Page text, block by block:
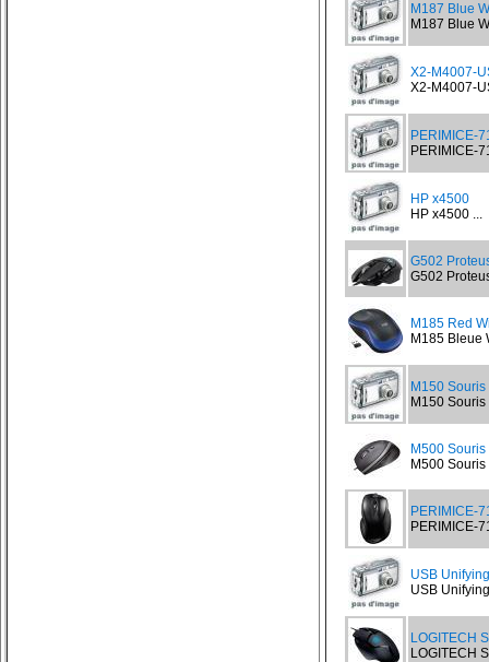
M187 Blue
M187 Blue
X2-M4007-
X2-M4007-
PERIMICE-
PERIMICE-
HP x4500
HP x4500 ...
G502
G502
M185 Red
M185 Bleue
M150
M150
M500
M500
PERIMICE-
PERIMICE-
USB
USB
LOGITECH
LOGITECH